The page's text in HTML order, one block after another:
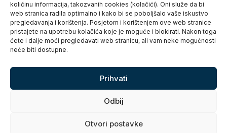
količinu informacija, takozvanih cookies (kolačići). Oni služe da bi
web stranica radila optimalno i kako bi se poboljšalo vaše iskustvo
pregledavanja i korištenja. Posjetom i korištenjem ove web stranice
pristajete na upotrebu kolačića koje je moguće i blokirati. Nakon toga
ćete i dalje moći pregledavati web stranicu, ali vam neke mogućnosti
neće biti dostupne.
Prihvati
Odbij
Otvori postavke
Zaštita osobnih podataka
Pristup informacijama
Kolačići
Izjava o pristupačnosti
Turistička zajednica grada Karlovca